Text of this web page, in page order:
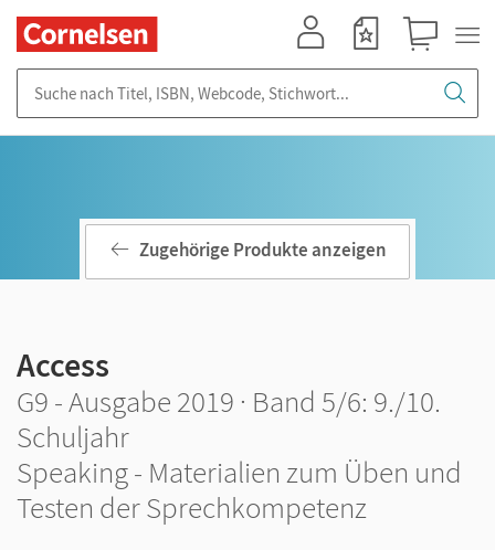
Zugehörige Produkte anzeigen
Access
G9 - Ausgabe 2019 · Band 5/6: 9./10.
Schuljahr
Speaking - Materialien zum Üben und
Testen der Sprechkompetenz